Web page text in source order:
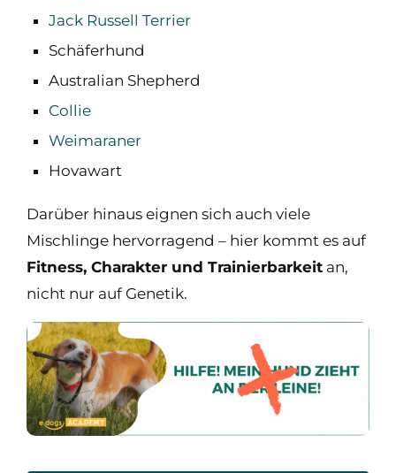
Jack Russell Terrier
Schäferhund
Australian Shepherd
Collie
Weimaraner
Hovawart
Darüber hinaus eignen sich auch viele
Mischlinge hervorragend – hier kommt es auf
Fitness, Charakter und Trainierbarkeit an,
nicht nur auf Genetik.